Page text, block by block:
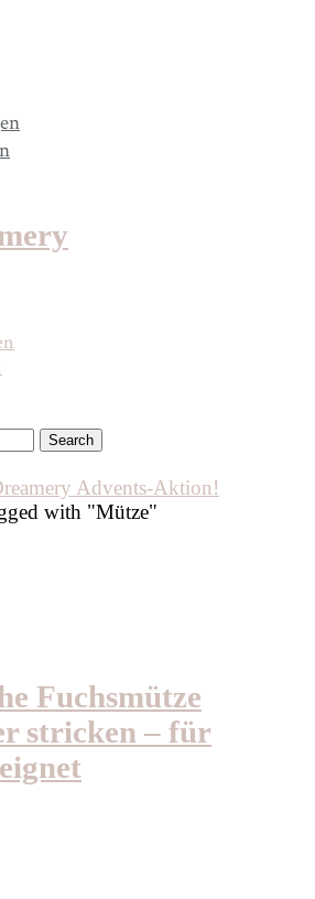
with "Mütze"
Fuchsmütze
stricken – für